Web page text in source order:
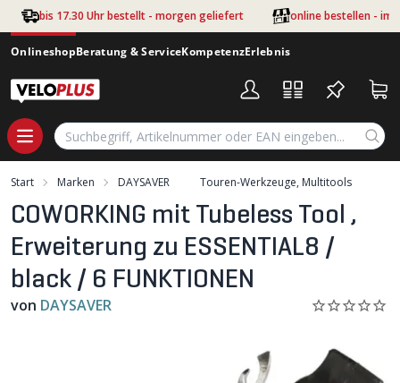
Zum Hauptinhalt springen
bis 17.30 Uhr bestellt - morgen geliefert online bestellen - im
OnlineshopBeratung & ServiceKompetenzErlebnis
Start Marken DAYSAVER Touren-Werkzeuge, Multitools
COWORKING mit Tubeless Tool ,
Erweiterung zu ESSENTIAL8 /
black / 6 FUNKTIONEN
von DAYSAVER